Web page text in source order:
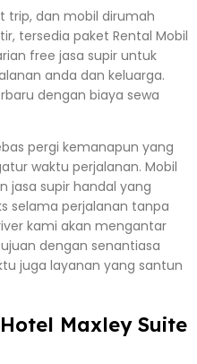
trip, dan mobil dirumah
tersedia paket Rental Mobil
free jasa supir untuk
anda dan keluarga.
dengan biaya sewa
pergi kemanapun yang
waktu perjalanan. Mobil
jasa supir handal yang
selama perjalanan tanpa
kami akan mengantar
dengan senantiasa
juga layanan yang santun
Maxley Suite